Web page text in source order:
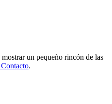
un pequeño rincón de las
.